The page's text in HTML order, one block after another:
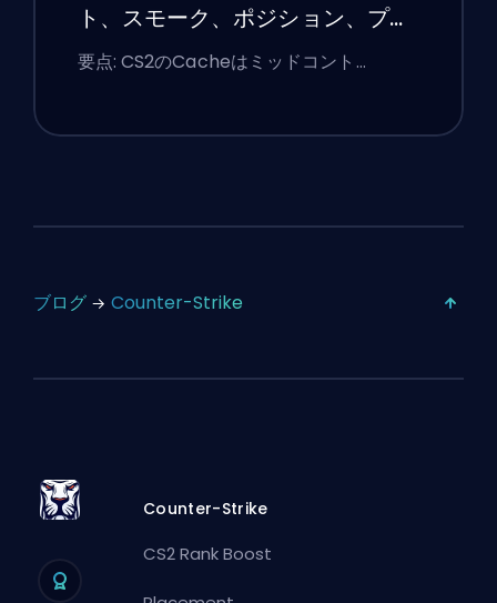
ト、スモーク、ポジション、プレ
ミアのヒント
要点: CS2のCacheはミッドコント…
ブログ Counter-Strike
Counter-Strike
CS2 Rank Boost